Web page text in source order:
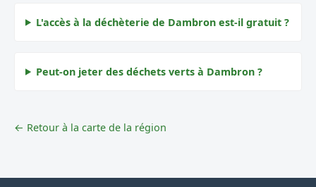
L'accès à la déchèterie de Dambron est-il gratuit ?
Peut-on jeter des déchets verts à Dambron ?
← Retour à la carte de la région